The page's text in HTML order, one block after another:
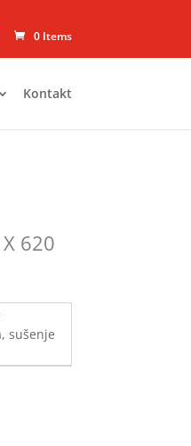
0 Items
Kontakt
620
sušenje